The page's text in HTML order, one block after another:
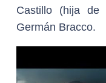
Castillo (hija
Germán Bracco.